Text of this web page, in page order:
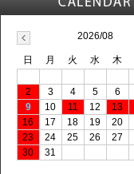
2026/08
日 月 火 水 木
2
3 4 5 6
9
10 11 12 13
16
17 18 19 20
23
24 25 26 27
30
31